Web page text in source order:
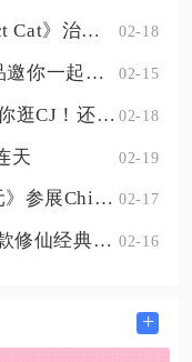
怪兽素材无法参与
循五件一组的硬性
合成保底产出二
ChinaJoy超萌展区！《Project Cat》治愈猫咪吸引一众铲屎官 02-18
重磅消息：ChinaJoy数字藏品邀你一起评选 02-15
《剑网3：指尖江湖》三妹带你逛CJ！还有惊喜嘉宾现场约定你！ 02-18
天 02-19
史诗魔幻策略手游《征战纪元》参展ChinaJoy，SLG与放置融合玩法来袭 02-17
MMO品类再现“革新者”？这款修仙经典IP产品在尝试破局 02-16
+